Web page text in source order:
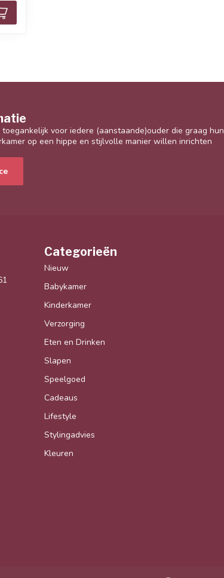
voor iedere (aanstaande)ouder die graag hun
op een hippe en stijlvolle manier willen inrichten
Categorieën
Nieuw
Babykamer
Kinderkamer
Verzorging
Eten en Drinken
Slapen
Speelgoed
Cadeaus
Lifestyle
Stylingadvies
Kleuren